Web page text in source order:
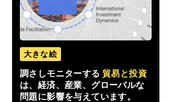
大きな絵
調さしモニターする 貿易と投資
は、経済、産業、グローバルな
問題に影響を与えています。